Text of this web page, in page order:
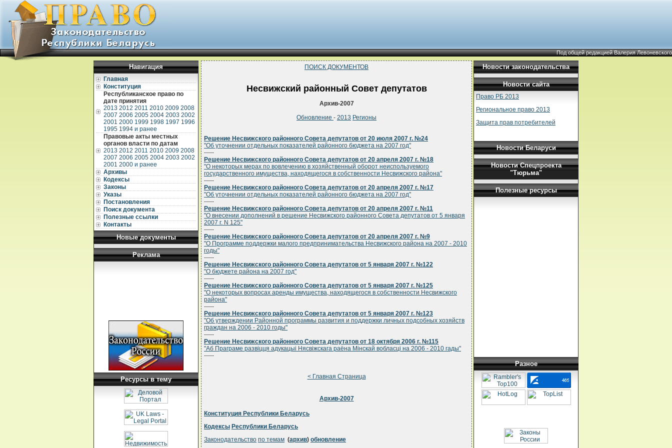
Под общей редакцией Валерия Левоневского
Навигация
Главная
Конституция
Республиканское право по
дате принятия
2013 2012 2011 2010 2009 2008
2007 2006 2005 2004 2003 2002
2001 2000 1999 1998 1997 1996
1995 1994 и ранее
Правовые акты местных
органов власти по датам
2013 2012 2011 2010 2009 2008
2007 2006 2005 2004 2003 2002
2001 2000 и ранее
Архивы
Кодексы
Законы
Указы
Постановления
Поиск документа
Полезные ссылки
Контакты
Новые документы
Реклама
Ресурсы в тему
ПОИСК ДОКУМЕНТОВ
Несвижский районный Совет депутатов
Архив-2007
Обновление - 2013 Регионы
Решение Несвижского районного Совета депутатов от 20 июля 2007 г. №24
"Об уточнении отдельных показателей районного бюджета на 2007 год"
-----
Решение Несвижского районного Совета депутатов от 20 апреля 2007 г. №18
"О некоторых мерах по вовлечению в хозяйственный оборот неиспользуемого
государственного имущества, находящегося в собственности Несвижского района"
-----
Решение Несвижского районного Совета депутатов от 20 апреля 2007 г. №17
"Об уточнении отдельных показателей районного бюджета на 2007 год"
-----
Решение Несвижского районного Совета депутатов от 20 апреля 2007 г. №11
"О внесении дополнений в решение Несвижского районного Совета депутатов от 5 января
2007 г. N 125"
-----
Решение Несвижского районного Совета депутатов от 20 апреля 2007 г. №9
"О Программе поддержки малого предпринимательства Несвижского района на 2007 - 2010
годы"
-----
Решение Несвижского районного Совета депутатов от 5 января 2007 г. №122
"О бюджете района на 2007 год"
-----
Решение Несвижского районного Совета депутатов от 5 января 2007 г. №125
"О некоторых вопросах аренды имущества, находящегося в собственности Несвижского
района"
-----
Решение Несвижского районного Совета депутатов от 5 января 2007 г. №123
"Об утверждении Районной программы развития и поддержки личных подсобных хозяйств
граждан на 2006 - 2010 годы"
-----
Решение Несвижского районного Совета депутатов от 18 октября 2006 г. №115
"Аб Праграме развiцця адукацыi Нясвiжскага раёна Мiнскай вобласцi на 2006 - 2010 гады"
-----
< Главная Страница
Архив-2007
Конституция Республики Беларусь
Кодексы Республики Беларусь
Законодательство по темам (архив) обновление
Новости законодательства
Новости сайта
Право РБ 2013
Региональное право 2013
Защита прав потребителей
Новости Беларуси
Новости Спецпроекта
"Тюрьма"
Полезные ресурсы
Разное